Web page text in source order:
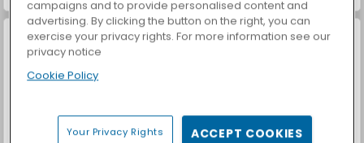
Hidden Object: Street of Secrets World War 2 Shooter
campaigns and to provide personalised content and
advertising. By clicking the button on the right, you can
exercise your privacy rights. For more information see our
privacy notice
Cookie Policy
Your Privacy Rights ACCEPT COOKIES